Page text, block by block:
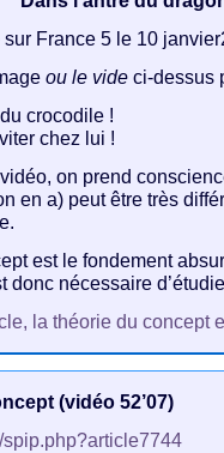
sur France 5 le 10
ou le videci-dessus
crocodile !
chez lui !
on prend
en a) peut être très
est le fondement
donc nécessaire
la théorie du concept
(vidéo 52’07)